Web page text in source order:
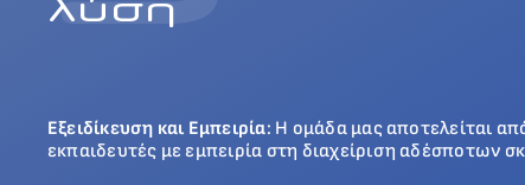
Εξειδίκευση και Εμπειρία: Η ομάδα μας αποτελείται
εκπαιδευτές με εμπειρία στη διαχείριση αδέσποτων